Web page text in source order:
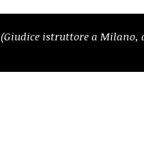
(Giudice istruttore a Milano,